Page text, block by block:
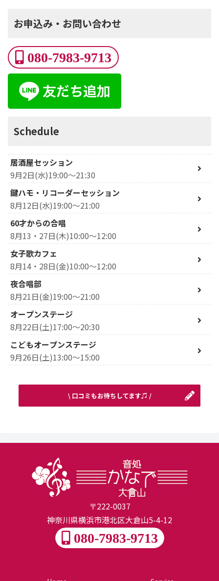
お申込み・お問い合わせ
080-7983-9713
Schedule
居酒屋セッション
9月2日(水)19:00～21:30
鍵ハモ・リコーダーセッション
8月12日(水)19:00～21:00
60才からの合唱
8月13・27日(木)10:00～12:00
女子歌カフェ
8月14・28日(金)10:00～12:00
夜合唱部
8月21日(金)19:00～21:00
オープンステージ
8月22日(土)17:00～20:30
こどもオープンステージ
9月26日(土)13:00～15:00
\ 口コミもお待ちしてます♫ /
〒222-0037
神奈川県横浜市港北区大倉山5-4-12
080-7983-9713